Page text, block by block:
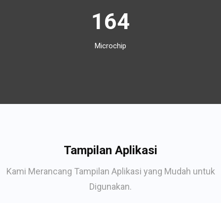
164
Microchip
Tampilan Aplikasi
Kami Merancang Tampilan Aplikasi yang Mudah untuk
Digunakan.